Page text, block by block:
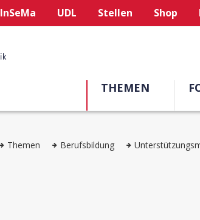
InSeMa UDL Stellen Shop
THEMEN
Themen Berufsbildung